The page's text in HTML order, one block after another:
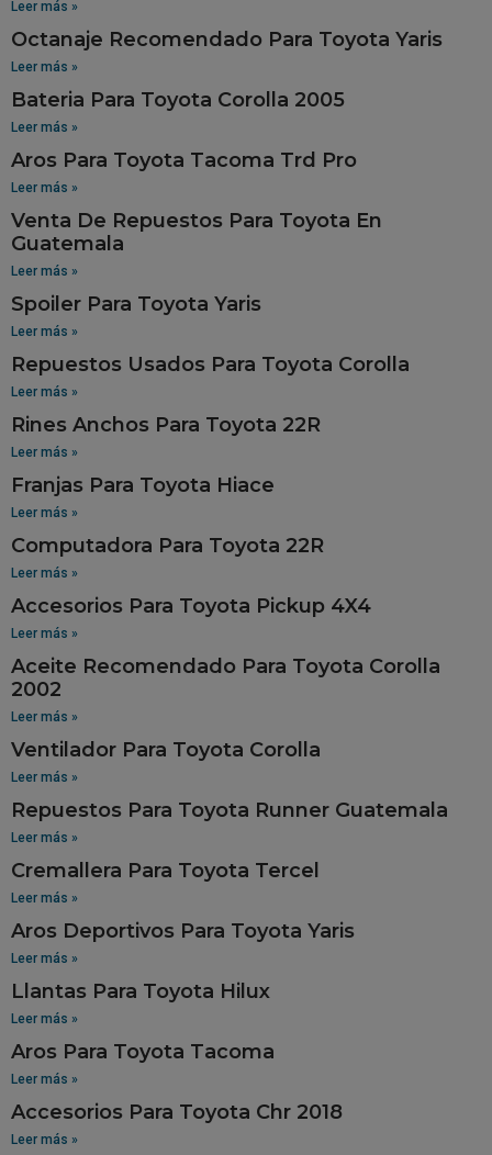
Leer más »
Octanaje Recomendado Para Toyota Yaris
Leer más »
Bateria Para Toyota Corolla 2005
Leer más »
Aros Para Toyota Tacoma Trd Pro
Leer más »
Venta De Repuestos Para Toyota En
Guatemala
Leer más »
Spoiler Para Toyota Yaris
Leer más »
Repuestos Usados Para Toyota Corolla
Leer más »
Rines Anchos Para Toyota 22R
Leer más »
Franjas Para Toyota Hiace
Leer más »
Computadora Para Toyota 22R
Leer más »
Accesorios Para Toyota Pickup 4X4
Leer más »
Aceite Recomendado Para Toyota Corolla
2002
Leer más »
Ventilador Para Toyota Corolla
Leer más »
Repuestos Para Toyota Runner Guatemala
Leer más »
Cremallera Para Toyota Tercel
Leer más »
Aros Deportivos Para Toyota Yaris
Leer más »
Llantas Para Toyota Hilux
Leer más »
Aros Para Toyota Tacoma
Leer más »
Accesorios Para Toyota Chr 2018
Leer más »